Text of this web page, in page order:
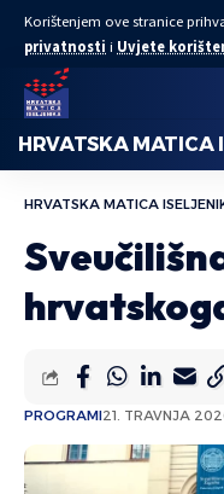
Korištenjem ove stranice
privatnosti i Uvjete
HRVATSKA MATICA
HRVATSKA MATICA
PROGRAMI21. TRAVNJA